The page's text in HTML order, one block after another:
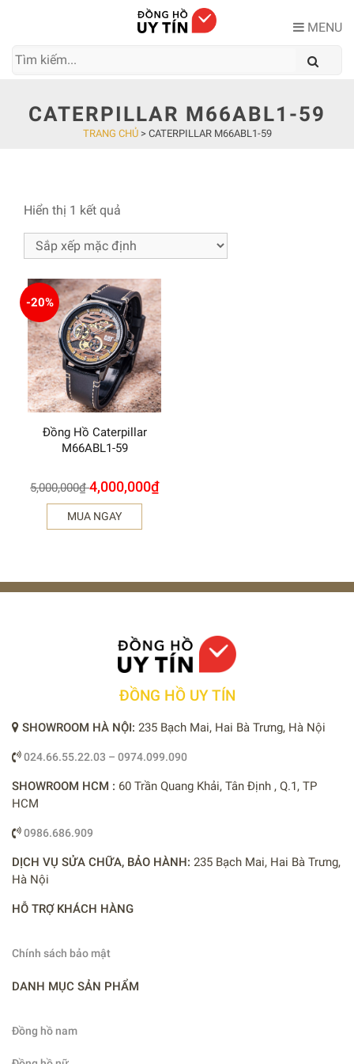
MENU
CATERPILLAR M66ABL1-59
TRANG CHỦ> CATERPILLAR M66ABL1-59
Hiển thị 1 kết quả
-20%
Đồng Hồ Caterpillar
M66ABL1-59
5,000,000₫ 4,000,000₫
MUA NGAY
ĐỒNG HỒ UY TÍN
SHOWROOM HÀ NỘI: 235 Bạch Mai, Hai Bà Trưng, Hà Nội
024.66.55.22.03 – 0974.099.090
SHOWROOM HCM : 60 Trần Quang Khải, Tân Định , Q.1, TP
HCM
0986.686.909
DỊCH VỤ SỬA CHỮA, BẢO HÀNH: 235 Bạch Mai, Hai Bà Trưng,
Hà Nội
HỖ TRỢ KHÁCH HÀNG
Chính sách bảo mật
DANH MỤC SẢN PHẨM
Đồng hồ nam